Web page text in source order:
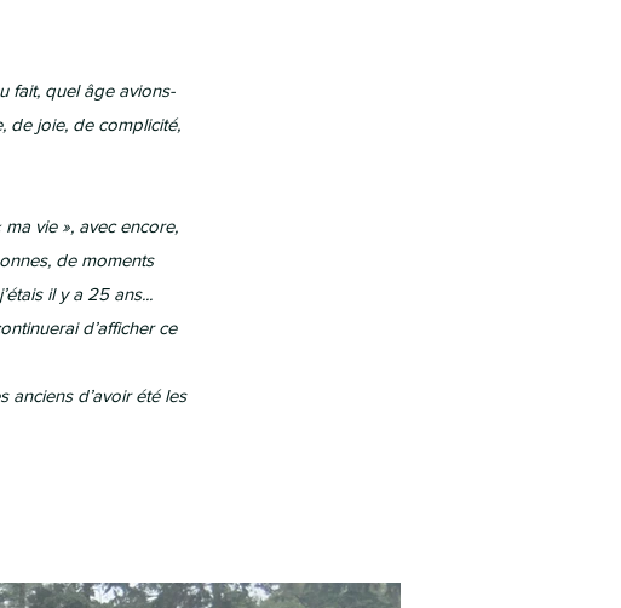
fait, quel âge avions-
de joie, de complicité,
vie », avec encore,
de moments
il y a 25 ans...
d’afficher ce
anciens d’avoir été les